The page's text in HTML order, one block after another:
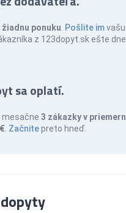
ponuku Pošlite imvašu
z 123dopyt.sk ešte
sa oplatí.
mesačne3 zákazky v
Začnitepreto hneď.